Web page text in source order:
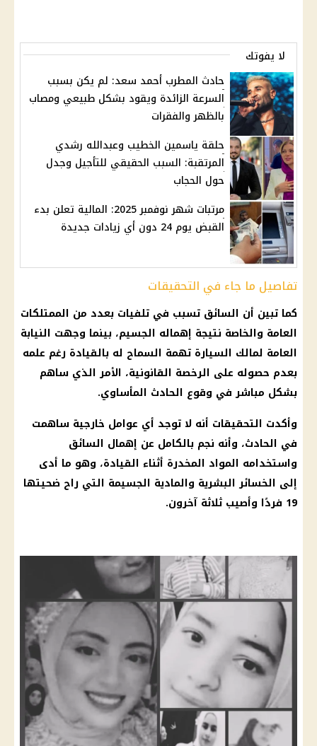
لا يفوتك
حادث المطرب أحمد سعد: لم يكن بسبب
السرعة الزائدة ويقود بشكل طبيعي ومصاب
بالظهر والفقرات
حلقة ياسمين الخطيب وعبدالله رشدي
المرتقبة: السبب الحقيقي للتأجيل وجدل
حول الحجاب
مرتبات شهر نوفمبر 2025: المالية تعلن بدء
القبض يوم 24 دون أي زيادات جديدة
تفاصيل ما جاء في التحقيقات
كما تبين أن السائق تسبب في تلفيات بعدد من الممتلكات
العامة والخاصة نتيجة إهماله الجسيم، بينما وجهت النيابة
العامة لمالك السيارة تهمة السماح له بالقيادة رغم علمه
بعدم حصوله على الرخصة القانونية، الأمر الذي ساهم
بشكل مباشر في وقوع الحادث المأساوي.
وأكدت التحقيقات أنه لا توجد أي عوامل خارجية ساهمت
في الحادث، وأنه نجم بالكامل عن إهمال السائق
واستخدامه المواد المخدرة أثناء القيادة، وهو ما أدى
إلى الخسائر البشرية والمادية الجسيمة التي راح ضحيتها
19 فردًا وأصيب ثلاثة آخرون.